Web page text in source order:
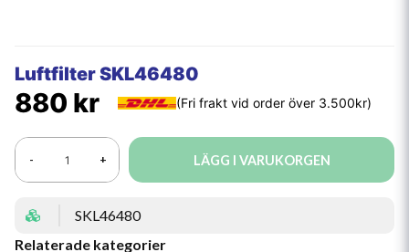
Luftfilter SKL46480
880 kr
- + LÄGG I VARUKORGEN
SKL46480
Relaterade kategorier